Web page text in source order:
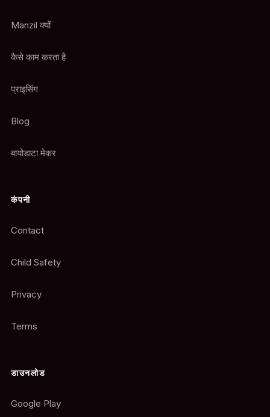
Manzil क्यों
कैसे काम करता है
प्राइसिंग
Blog
बायोडाटा मेकर
कंपनी
Contact
Child Safety
Privacy
Terms
डाउनलोड
Google Play